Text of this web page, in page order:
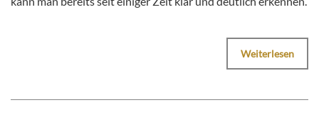
Weiterlesen